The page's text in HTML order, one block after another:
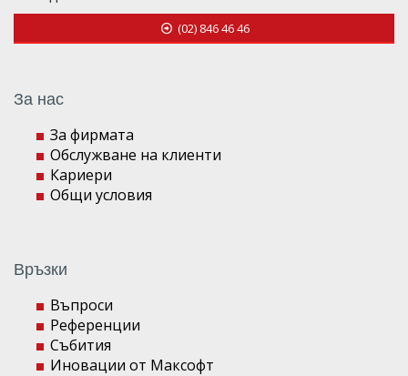
(02) 846 46 46
За нас
За фирмата
Обслужване на клиенти
Кариери
Общи условия
Връзки
Въпроси
Референции
Събития
Иновации от Максофт